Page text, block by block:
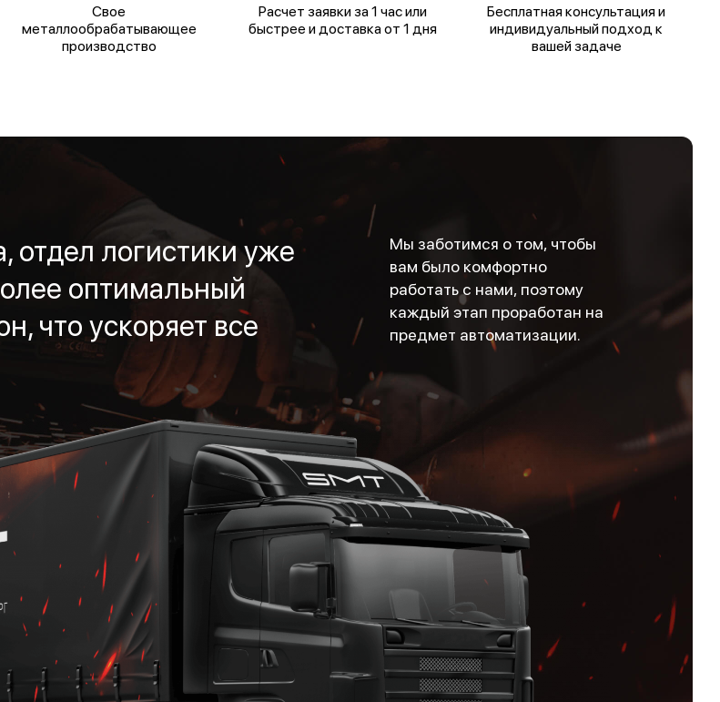
Свое
металлообрабатывающее
производство
Расчет заявки за 1 час или
быстрее и доставка от 1 дня
Бесплатная консультация и
индивидуальный подход к
вашей задаче
отдел логистики уже
оптимальный
что ускоряет все
Мы заботимся о том, чтобы
вам было комфортно
работать с нами, поэтому
каждый этап проработан на
предмет автоматизации.